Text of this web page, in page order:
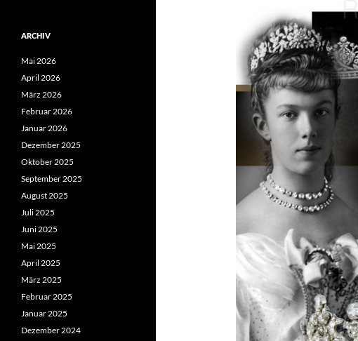
ARCHIV
Mai 2026
April 2026
März 2026
Februar 2026
Januar 2026
Dezember 2025
Oktober 2025
September 2025
August 2025
Juli 2025
Juni 2025
Mai 2025
April 2025
März 2025
Februar 2025
Januar 2025
Dezember 2024